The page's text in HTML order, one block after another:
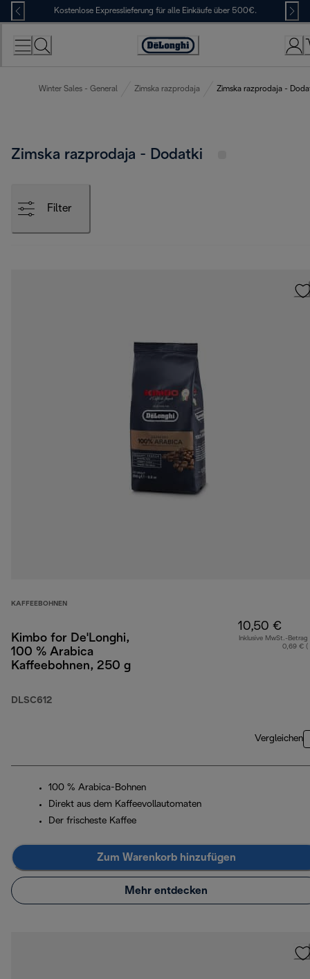
Skip
to
Content
Kostenlose Expresslieferung für alle Einkäufe über 500€.
Erklärung
Zugänglichkeit
Winter Sales - General Zimska razprodaja Zimska razprodaja -
Zimska razprodaja - Dodatki
Filter
KAFFEEBOHNEN
Kimbo for De'Longhi,
100 % Arabica
Kaffeebohnen, 250 g
DLSC612
10,50 €
Inklusive MwSt.-Betrag
0,69 € (
Vergleichen
100 % Arabica-Bohnen
Direkt aus dem Kaffeevollautomaten
Der frischeste Kaffee
Zum Warenkorb hinzufügen
Mehr entdecken